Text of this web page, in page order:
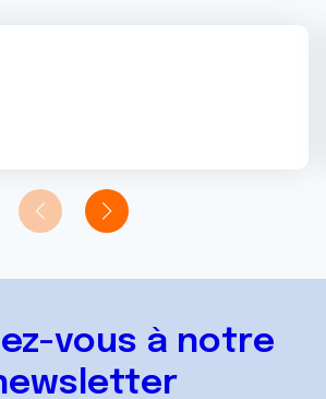
vous à notre